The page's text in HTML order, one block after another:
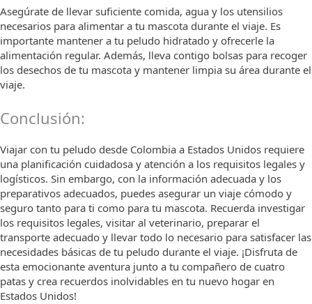
Asegúrate de llevar suficiente comida, agua y los utensilios
necesarios para alimentar a tu mascota durante el viaje. Es
importante mantener a tu peludo hidratado y ofrecerle la
alimentación regular. Además, lleva contigo bolsas para recoger
los desechos de tu mascota y mantener limpia su área durante el
viaje.
Conclusión:
Viajar con tu peludo desde Colombia a Estados Unidos requiere
una planificación cuidadosa y atención a los requisitos legales y
logísticos. Sin embargo, con la información adecuada y los
preparativos adecuados, puedes asegurar un viaje cómodo y
seguro tanto para ti como para tu mascota. Recuerda investigar
los requisitos legales, visitar al veterinario, preparar el
transporte adecuado y llevar todo lo necesario para satisfacer las
necesidades básicas de tu peludo durante el viaje. ¡Disfruta de
esta emocionante aventura junto a tu compañero de cuatro
patas y crea recuerdos inolvidables en tu nuevo hogar en
Estados Unidos!